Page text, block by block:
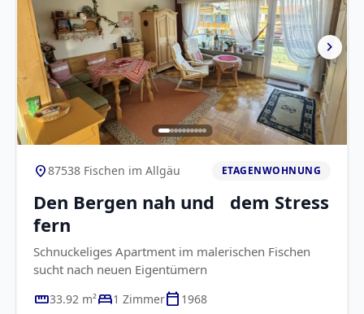
chevron_right
location_on87538 Fischen im Allgäu ETAGENWOHNUNG
Den Bergen nah und dem Stress
fern
Schnuckeliges Apartment im malerischen Fischen
sucht nach neuen Eigentümern
straighten33.92 m²bed1 Zimmercalendar_today 1968